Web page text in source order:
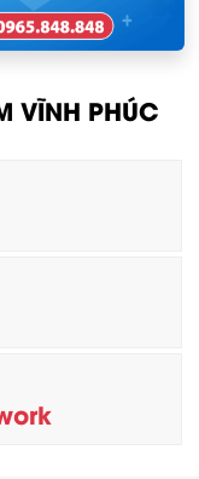
VĨNH PHÚC